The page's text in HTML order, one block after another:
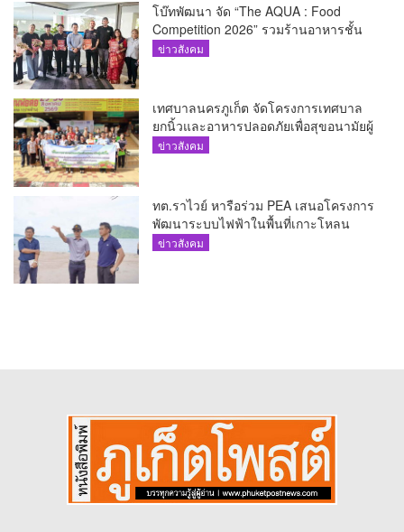
โบ๊ทพัฒนา จัด “The AQUA : Food
Competition 2026” รวมร้านอาหารชั้น
นำของ The Shopps at The AQUA ชู
ข่าวสังคม
เทศบาลนครภูเก็ต จัดโครงการเทศบาล
ยกนิ้วและอาหารปลอดภัยเพื่อสุขอนามัยผู้
บริโภค
ข่าวสังคม
ทต.ราไวย์ หารือร่วม PEA เสนอโครงการ
พัฒนาระบบไฟฟ้าในพื้นที่เกาะโหลน
ข่าวสังคม